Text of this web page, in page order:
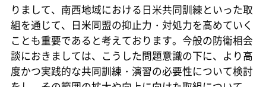
りまして、南西地域における日米共同訓練といった取
組を通じて、日米同盟の抑止力・対処力を高めていく
ことも重要であると考えております。今般の防衛相会
談におきましては、こうした問題意識の下に、より高
度かつ実践的な共同訓練・演習の必要性について検討